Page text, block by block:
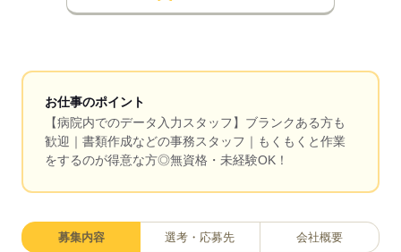
お仕事のポイント
【病院内でのデータ入力スタッフ】ブランクある方も
歓迎｜書類作成などの事務スタッフ｜もくもくと作業
をするのが得意な方◎無資格・未経験OK！
募集内容 選考・応募先 会社概要